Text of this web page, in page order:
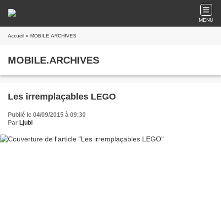
MENU
Accueil » MOBILE.ARCHIVES
MOBILE.ARCHIVES
Les irremplaçables LEGO
Publié le 04/09/2015 à 09:30
Par Ljubi